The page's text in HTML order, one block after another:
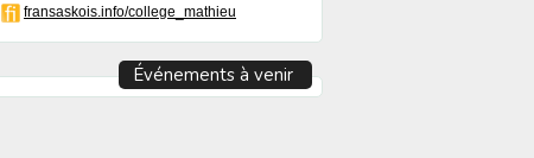
fransaskois.info/college_mathieu
Événements à venir